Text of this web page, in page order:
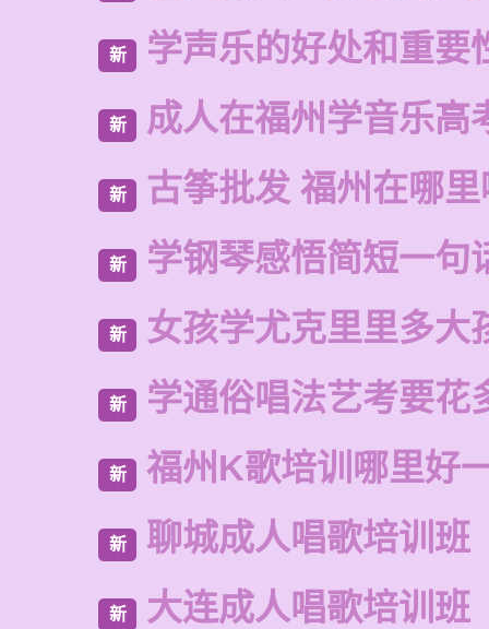
新 学声乐的好处和重要
新 成人在福州学音乐高
新 古筝批发 福州在哪
新 学钢琴感悟简短一句
新 女孩学尤克里里多大
新 学通俗唱法艺考要花
新 福州K歌培训哪里好
新 聊城成人唱歌培训班
新 大连成人唱歌培训班